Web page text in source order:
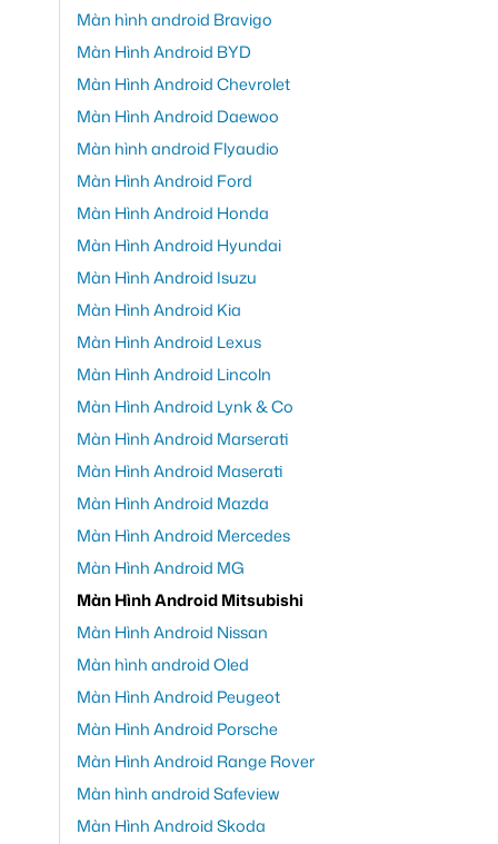
Màn hình android Bravigo
Màn Hình Android BYD
Màn Hình Android Chevrolet
Màn Hình Android Daewoo
Màn hình android Flyaudio
Màn Hình Android Ford
Màn Hình Android Honda
Màn Hình Android Hyundai
Màn Hình Android Isuzu
Màn Hình Android Kia
Màn Hình Android Lexus
Màn Hình Android Lincoln
Màn Hình Android Lynk & Co
Màn Hình Android Marserati
Màn Hình Android Maserati
Màn Hình Android Mazda
Màn Hình Android Mercedes
Màn Hình Android MG
Màn Hình Android Mitsubishi
Màn Hình Android Nissan
Màn hình android Oled
Màn Hình Android Peugeot
Màn Hình Android Porsche
Màn Hình Android Range Rover
Màn hình android Safeview
Màn Hình Android Skoda